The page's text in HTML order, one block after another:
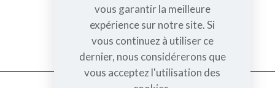
vous garantir la meilleure
expérience sur notre site. Si
vous continuez à utiliser ce
dernier, nous considérerons que
vous acceptez l'utilisation des